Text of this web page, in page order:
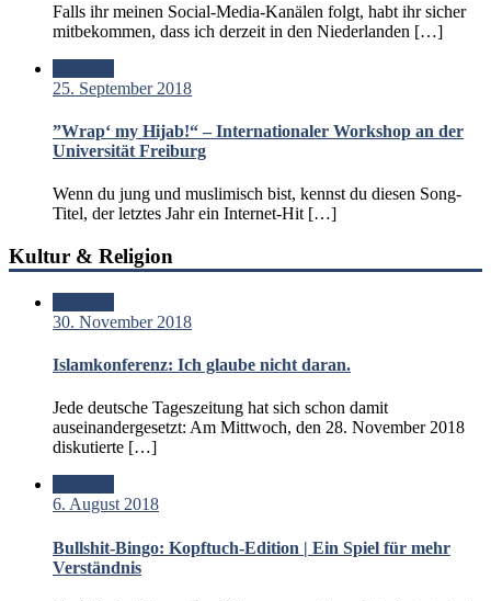
Falls ihr meinen Social-Media-Kanälen folgt, habt ihr sicher
mitbekommen, dass ich derzeit in den Niederlanden […]
25. September 2018
”Wrap‘ my Hijab!“ – Internationaler Workshop an der
Universität Freiburg
Wenn du jung und muslimisch bist, kennst du diesen Song-
Titel, der letztes Jahr ein Internet-Hit […]
Kultur & Religion
30. November 2018
Islamkonferenz: Ich glaube nicht daran.
Jede deutsche Tageszeitung hat sich schon damit
auseinandergesetzt: Am Mittwoch, den 28. November 2018
diskutierte […]
6. August 2018
Bullshit-Bingo: Kopftuch-Edition | Ein Spiel für mehr
Verständnis